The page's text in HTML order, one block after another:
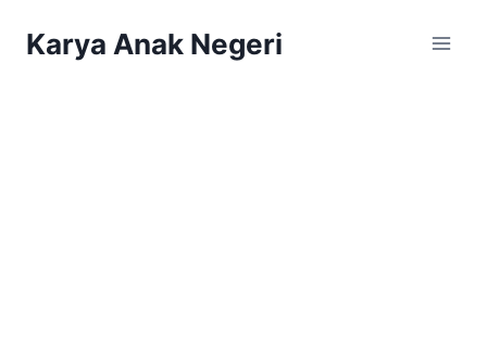
Karya Anak Negeri